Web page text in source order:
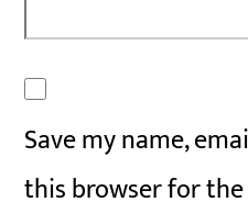
Save my name,
this browser for